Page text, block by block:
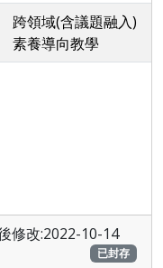
跨領域(含議題融入)
素養導向教學
修改:2022-10-14
已封存